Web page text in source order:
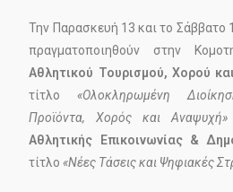
Την Παρασκευή 13 και το Σάββατο
πραγματοποιηθούν στην
Αθλητικού Τουρισμού, Χορού
τίτλο «Ολοκληρωμένη
Προϊόντα, Χορός και Αναψυχή»
Αθλητικής Επικοινωνίας &
τίτλο «Νέες Τάσεις και Ψηφιακές